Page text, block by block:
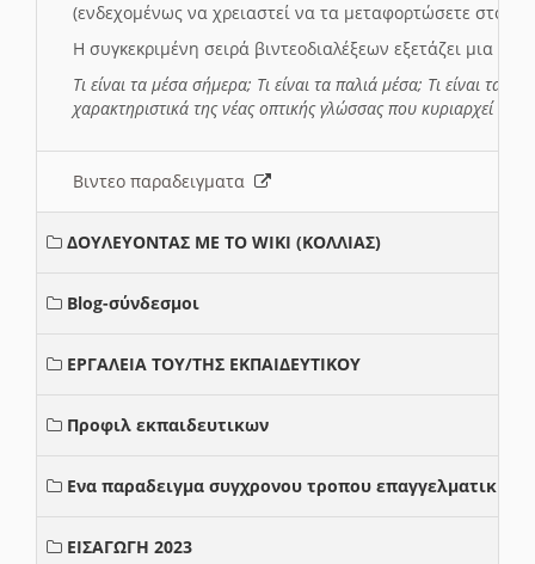
(ενδεχομένως να χρειαστεί να τα μεταφορτώσετε στο
Η συγκεκριμένη σειρά βιντεοδιαλέξεων εξετάζει μια
Τι είναι τα μέσα σήμερα; Τι είναι τα παλιά μέσα; Τι είναι τα
χαρακτηριστικά της νέας οπτικής γλώσσας που κυριαρχεί
Βιντεο παραδειγματα
ΔΟΥΛΕΥΟΝΤΑΣ ΜΕ ΤΟ WIKI (ΚΟΛΛΙΑΣ)
Blog-σύνδεσμοι
ΕΡΓΑΛΕΙΑ ΤΟΥ/ΤΗΣ ΕΚΠΑΙΔΕΥΤΙΚΟΥ
Προφιλ εκπαιδευτικων
Ενα παραδειγμα συγχρονου τροπου επαγγελματικης
ΕΙΣΑΓΩΓΗ 2023